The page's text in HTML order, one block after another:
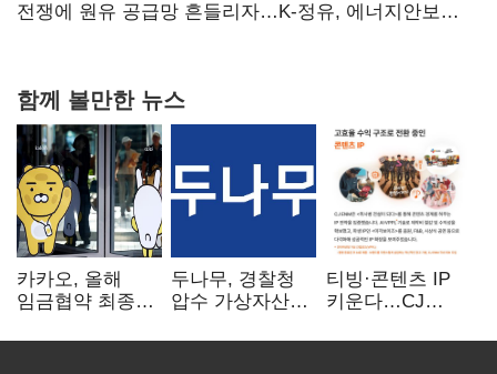
탈환'(종합)
전쟁에 원유 공급망 흔들리자…K-정유, 에너지안보
함께 볼만한 뉴스
카카오, 올해
임금협약 최종
인상·격려금
두나무, 경찰청
압수 가상자산
커스터디 사업
티빙·콘텐츠 IP
키운다…CJ
글로벌 확장 가속